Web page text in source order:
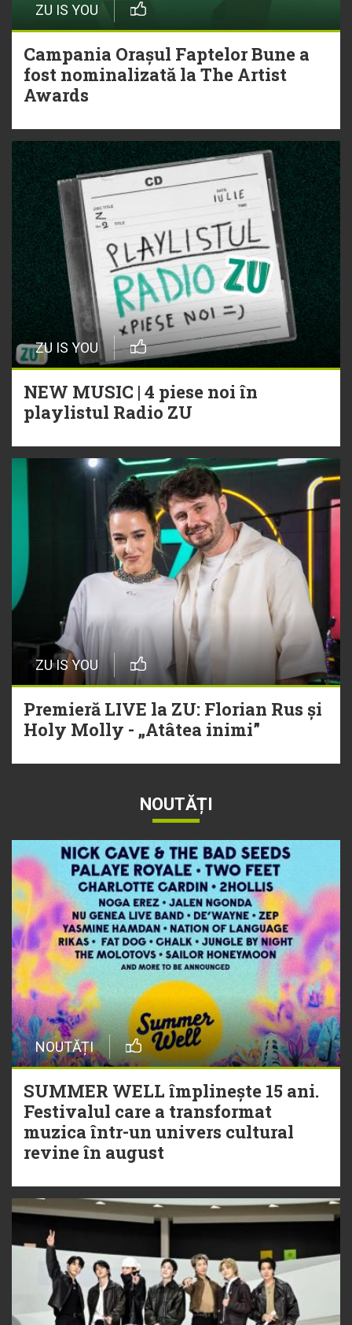
ZU IS YOU
Campania Orașul Faptelor Bune a
fost nominalizată la The Artist
Awards
ZU IS YOU
NEW MUSIC | 4 piese noi în
playlistul Radio ZU
ZU IS YOU
Premieră LIVE la ZU: Florian Rus și
Holy Molly - „Atâtea inimi”
NOUTĂȚI
NOUTĂȚI
SUMMER WELL împlinește 15 ani.
Festivalul care a transformat
muzica într-un univers cultural
revine în august